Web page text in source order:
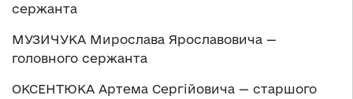
сержанта
МУЗИЧУКА Мирослава Ярославовича —
головного сержанта
ОКСЕНТЮКА Артема Сергійовича — старшого